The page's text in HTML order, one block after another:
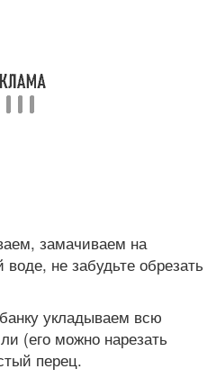
замачиваем на
не забудьте обрезать
укладываем всю
(его можно нарезать
перец.